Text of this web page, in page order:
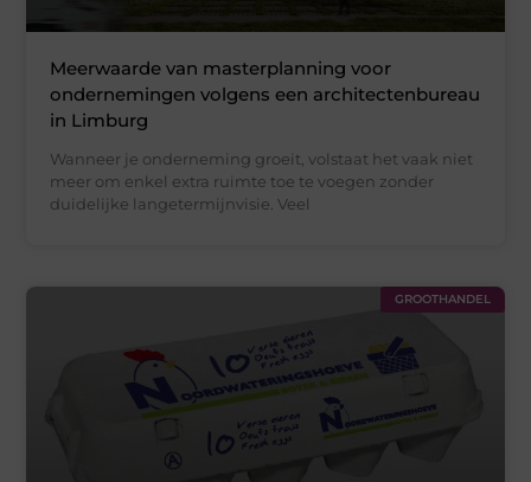
Meerwaarde van masterplanning voor
ondernemingen volgens een architectenbureau
in Limburg
Wanneer je onderneming groeit, volstaat het vaak niet
meer om enkel extra ruimte toe te voegen zonder
duidelijke langetermijnvisie. Veel
GROOTHANDEL